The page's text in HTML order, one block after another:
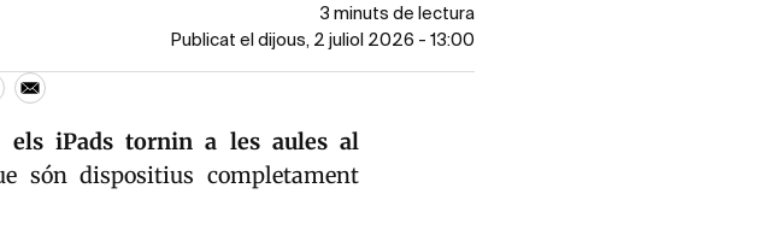
3 minuts de lectura
Publicat el dijous, 2 juliol 2026 - 13:00
els iPads tornin a les aules al
són dispositius completament